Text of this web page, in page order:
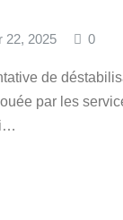
22, 2025 0
de
par les